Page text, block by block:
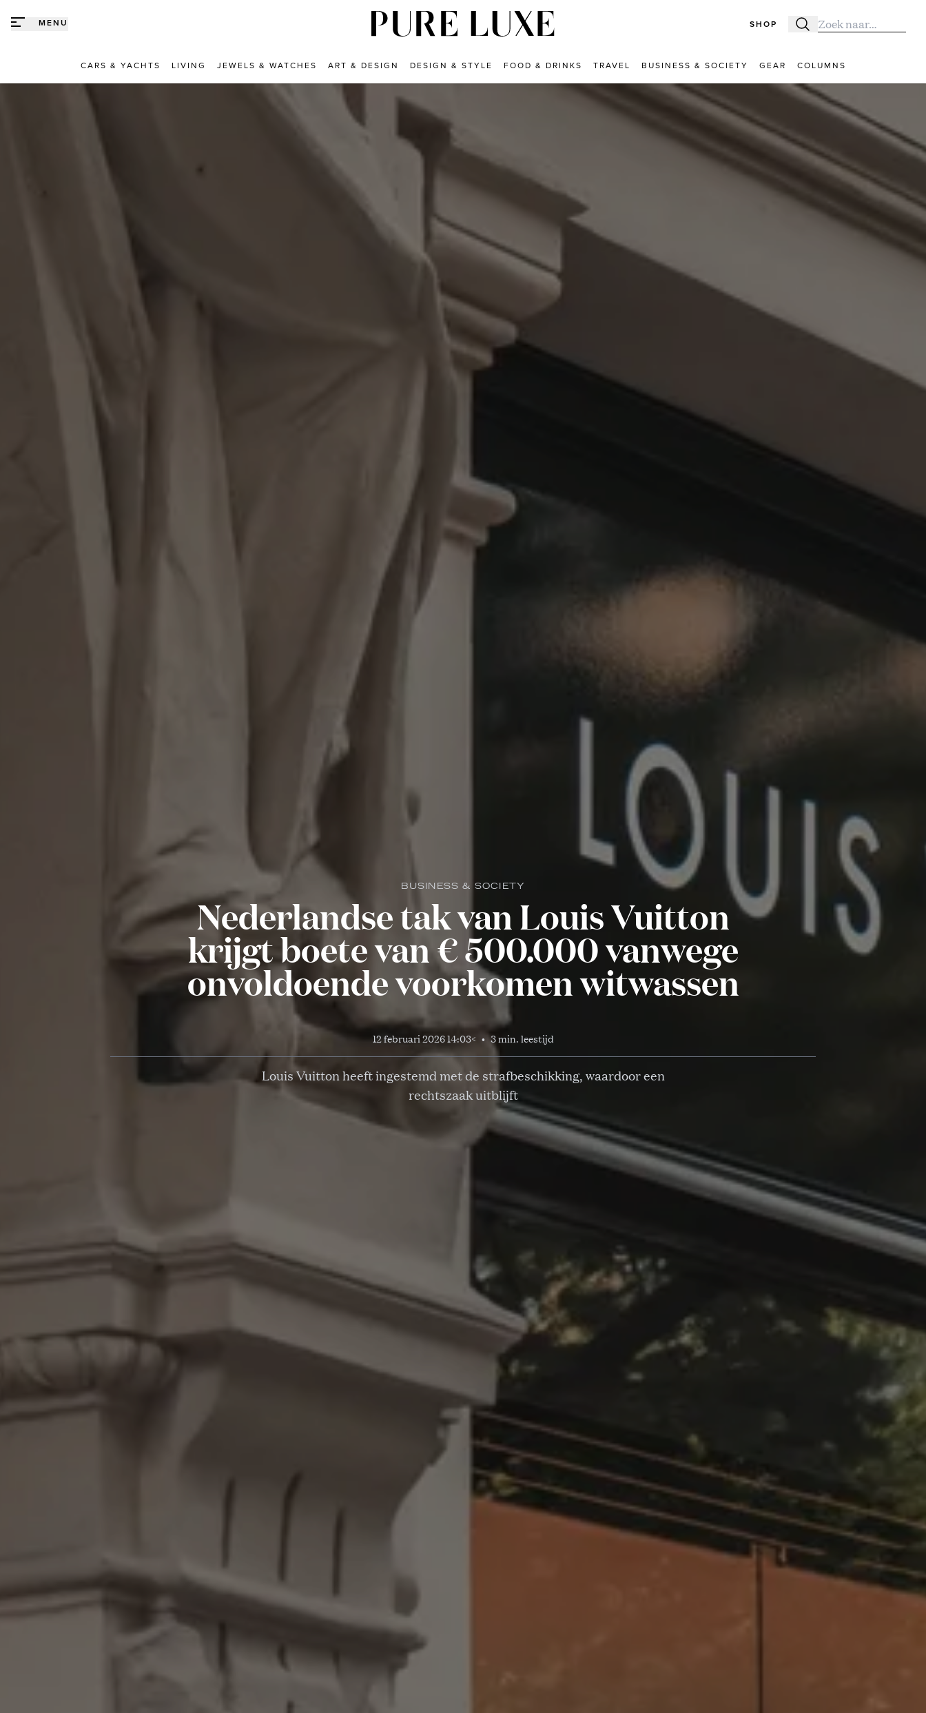
MENU SHOP Zoeken
Zoek naar:
CARS & YACHTS LIVING JEWELS & WATCHES ART & DESIGN DESIGN & STYLE FOOD & DRINKS TRAVEL BUSINESS & SOCIETY GEAR COLUMNS
BUSINESS & SOCIETY
Nederlandse tak van Louis Vuitton
krijgt boete van € 500.000 vanwege
onvoldoende voorkomen witwassen
12 februari 2026 14:03< • 3 min. leestijd
Louis Vuitton heeft ingestemd met de strafbeschikking, waardoor een
rechtszaak uitblijft